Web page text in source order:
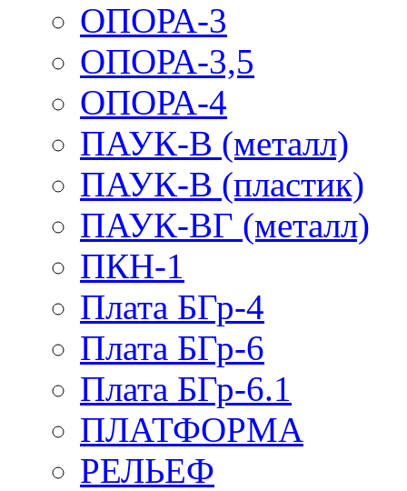
ОПОРА-3
ОПОРА-3,5
ОПОРА-4
ПАУК-В (металл)
ПАУК-В (пластик)
ПАУК-ВГ (металл)
ПКН-1
Плата БГр-4
Плата БГр-6
Плата БГр-6.1
ПЛАТФОРМА
РЕЛЬЕФ